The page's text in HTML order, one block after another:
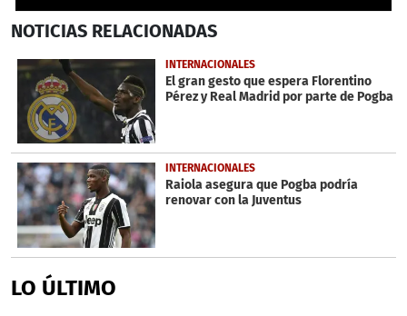
seconds
33
seconds
NOTICIAS RELACIONADAS
INTERNACIONALES
El gran gesto que espera Florentino
Pérez y Real Madrid por parte de Pogba
INTERNACIONALES
Raiola asegura que Pogba podría
renovar con la Juventus
LO ÚLTIMO